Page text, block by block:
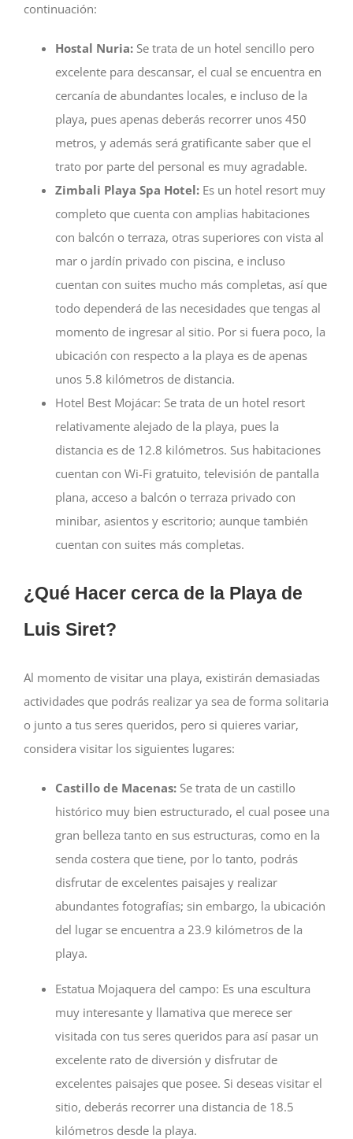
continuación:
Hostal Nuria: Se trata de un hotel sencillo pero
excelente para descansar, el cual se encuentra en
cercanía de abundantes locales, e incluso de la
playa, pues apenas deberás recorrer unos 450
metros, y además será gratificante saber que el
trato por parte del personal es muy agradable.
Zimbali Playa Spa Hotel: Es un hotel resort muy
completo que cuenta con amplias habitaciones
con balcón o terraza, otras superiores con vista al
mar o jardín privado con piscina, e incluso
cuentan con suites mucho más completas, así que
todo dependerá de las necesidades que tengas al
momento de ingresar al sitio. Por si fuera poco, la
ubicación con respecto a la playa es de apenas
unos 5.8 kilómetros de distancia.
Hotel Best Mojácar: Se trata de un hotel resort
relativamente alejado de la playa, pues la
distancia es de 12.8 kilómetros. Sus habitaciones
cuentan con Wi-Fi gratuito, televisión de pantalla
plana, acceso a balcón o terraza privado con
minibar, asientos y escritorio; aunque también
cuentan con suites más completas.
¿Qué Hacer cerca de la Playa de
Luis Siret?
Al momento de visitar una playa, existirán demasiadas
actividades que podrás realizar ya sea de forma solitaria
o junto a tus seres queridos, pero si quieres variar,
considera visitar los siguientes lugares:
Castillo de Macenas: Se trata de un castillo
histórico muy bien estructurado, el cual posee una
gran belleza tanto en sus estructuras, como en la
senda costera que tiene, por lo tanto, podrás
disfrutar de excelentes paisajes y realizar
abundantes fotografías; sin embargo, la ubicación
del lugar se encuentra a 23.9 kilómetros de la
playa.
Estatua Mojaquera del campo: Es una escultura
muy interesante y llamativa que merece ser
visitada con tus seres queridos para así pasar un
excelente rato de diversión y disfrutar de
excelentes paisajes que posee. Si deseas visitar el
sitio, deberás recorrer una distancia de 18.5
kilómetros desde la playa.